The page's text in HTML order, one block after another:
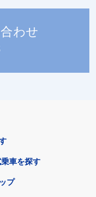
わせ
車を探す
プ